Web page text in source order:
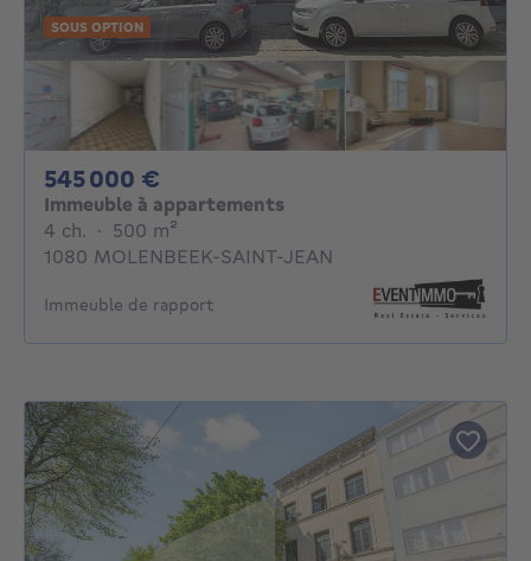
SOUS OPTION
545 000 €
Immeuble à appartements
4 ch. 4 chambres
· 500 m²
1080 MOLENBEEK-SAINT-JEAN
Immeuble de rapport